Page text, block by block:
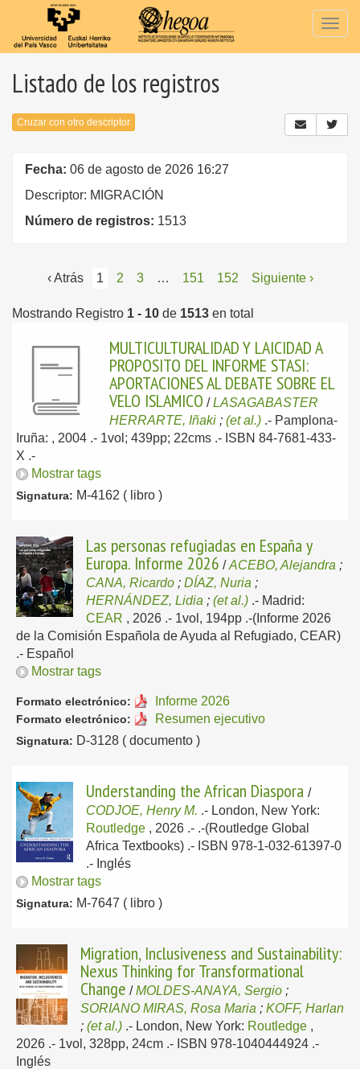
Listado de los registros
Cruzar con otro descriptor
Fecha: 06 de agosto de 2026 16:27
Descriptor: MIGRACIÓN
Número de registros: 1513
‹ Atrás 1 2 3 … 151 152 Siguiente ›
Mostrando Registro 1 - 10 de 1513 en total
MULTICULTURALIDAD Y LAICIDAD A
PROPOSITO DEL INFORME STASI:
APORTACIONES AL DEBATE SOBRE EL
VELO ISLAMICO /LASAGABASTER
HERRARTE, Iñaki ; (et al.) .- Pamplona-
Iruña: , 2004 .- 1vol; 439pp; 22cms .- ISBN 84-7681-433-
X .-
Mostrar tags
Signatura: M-4162 ( libro )
Las personas refugiadas en España y
Europa. Informe 2026 /ACEBO, Alejandra ;
CANA, Ricardo ; DÍAZ, Nuria ;
HERNÁNDEZ, Lidia ; (et al.) .- Madrid:
CEAR , 2026 .- 1vol, 194pp .-(Informe 2026
de la Comisión Española de Ayuda al Refugiado, CEAR)
.- Español
Mostrar tags
Formato electrónico: Informe 2026
Formato electrónico: Resumen ejecutivo
Signatura: D-3128 ( documento )
Understanding the African Diaspora /
CODJOE, Henry M. .- London, New York:
Routledge , 2026 .- .-(Routledge Global
Africa Textbooks) .- ISBN 978-1-032-61397-0
.- Inglés
Mostrar tags
Signatura: M-7647 ( libro )
Migration, Inclusiveness and Sustainability:
Nexus Thinking for Transformational
Change /MOLDES-ANAYA, Sergio ;
SORIANO MIRAS, Rosa Maria ; KOFF, Harlan
; (et al.) .- London, New York: Routledge ,
2026 .- 1vol, 328pp, 24cm .- ISBN 978-1040444924 .-
Inglés